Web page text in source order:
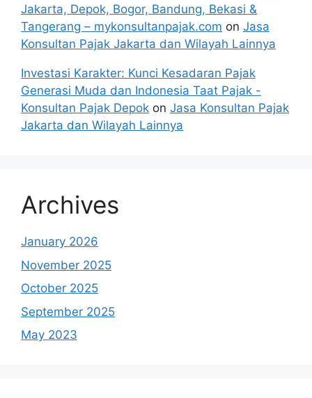
Jakarta, Depok, Bogor, Bandung, Bekasi &
Tangerang – mykonsultanpajak.com on Jasa
Konsultan Pajak Jakarta dan Wilayah Lainnya
Investasi Karakter: Kunci Kesadaran Pajak
Generasi Muda dan Indonesia Taat Pajak -
Konsultan Pajak Depok on Jasa Konsultan Pajak
Jakarta dan Wilayah Lainnya
Archives
January 2026
November 2025
October 2025
September 2025
May 2023